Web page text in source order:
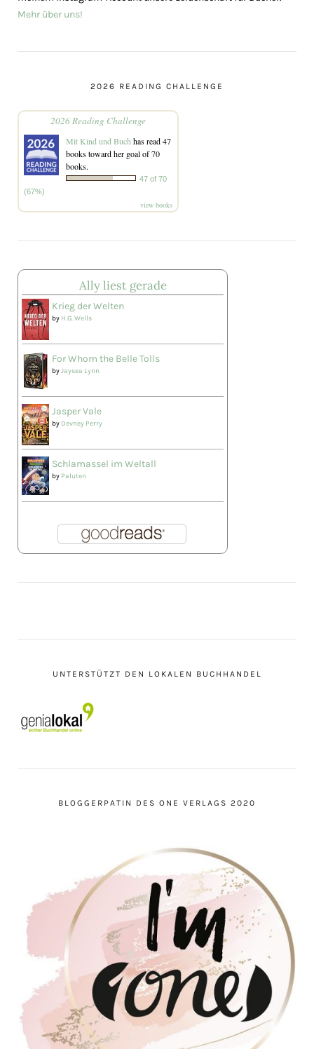
Mehr über uns!
2026 READING CHALLENGE
2026 Reading Challenge
Mit Kind und Buch has read 47
books toward her goal of 70
books.
47 of 70
(67%)
view books
Ally liest gerade
Krieg der Welten
by H.G. Wells
For Whom the Belle Tolls
byJaysea Lynn
Jasper Vale
by Devney Perry
Schlamassel im Weltall
by Paluten
UNTERSTÜTZT DEN LOKALEN BUCHHANDEL
BLOGGERPATIN DES ONE VERLAGS 2020